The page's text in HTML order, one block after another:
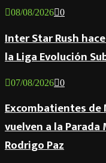
08/08/2026 0
Inter Star Rush
la Liga Evolución
07/08/2026 0
Excombatientes de
vuelven a la
Rodrigo Paz